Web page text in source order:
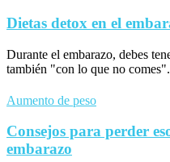
Dietas detox en el
Durante el embarazo, debes
también "con lo que no
Aumento de peso
Consejos para perder
embarazo